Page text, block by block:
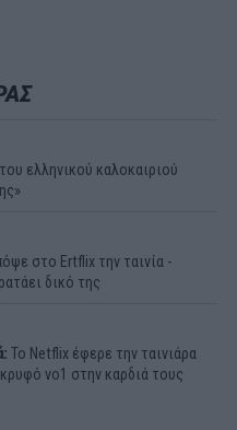
ελληνικού καλοκαιριού
στο Ertflix την ταινία -
δικό της
Το Netflix έφερε την ταινιάρα
νο1 στην καρδιά τους